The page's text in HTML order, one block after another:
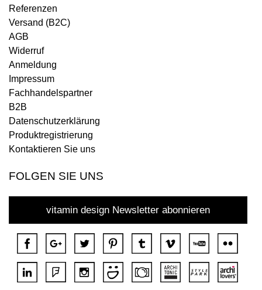
Referenzen
Versand (B2C)
AGB
Widerruf
Anmeldung
Impressum
Fachhandelspartner
B2B
Datenschutzerklärung
Produktregistrierung
Kontaktieren Sie uns
FOLGEN SIE UNS
vitamin design Newsletter abonnieren